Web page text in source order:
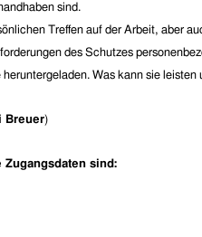
sind.
Treffen auf der Arbeit, aber
des Schutzes
Was kann sie leisten
Breuer)
Zugangsdaten sind: